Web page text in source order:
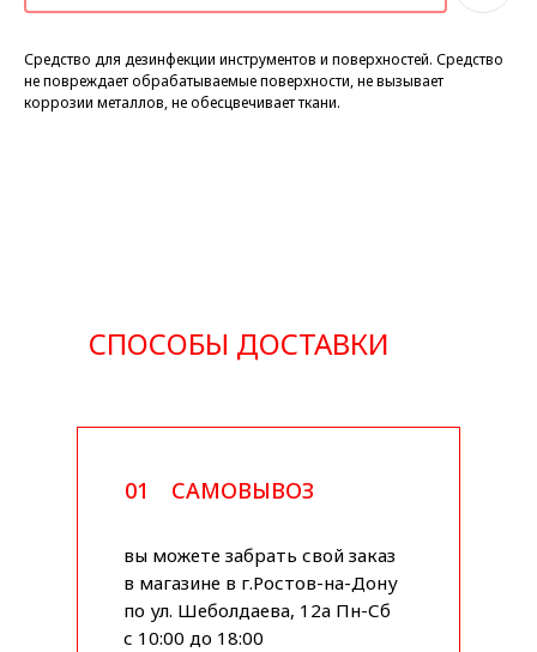
Средство для дезинфекции инструментов и поверхностей. Средство
не повреждает обрабатываемые поверхности, не вызывает
коррозии металлов, не обесцвечивает ткани.
СПОСОБЫ ДОСТАВКИ
САМОВЫВОЗ
01
вы можете забрать свой заказ
в магазине в г.Ростов-на-Дону
по ул. Шеболдаева, 12а Пн-Сб
с 10:00 до 18:00